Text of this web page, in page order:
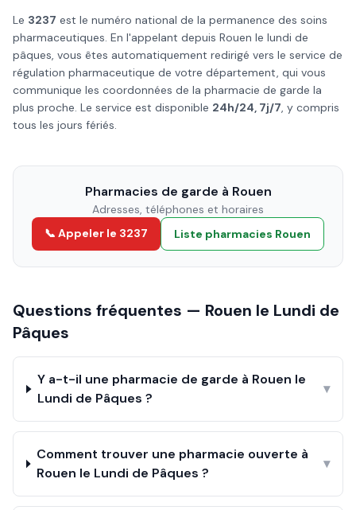
Le 3237 est le numéro national de la permanence des soins
pharmaceutiques. En l'appelant depuis Rouen le lundi de
pâques, vous êtes automatiquement redirigé vers le service de
régulation pharmaceutique de votre département, qui vous
communique les coordonnées de la pharmacie de garde la
plus proche. Le service est disponible 24h/24, 7j/7, y compris
tous les jours fériés.
Pharmacies de garde à Rouen
Adresses, téléphones et horaires
📞 Appeler le 3237
Liste pharmacies Rouen
Questions fréquentes — Rouen le Lundi de
Pâques
Y a-t-il une pharmacie de garde à Rouen le
Lundi de Pâques ?
▾
Comment trouver une pharmacie ouverte à
Rouen le Lundi de Pâques ?
▾